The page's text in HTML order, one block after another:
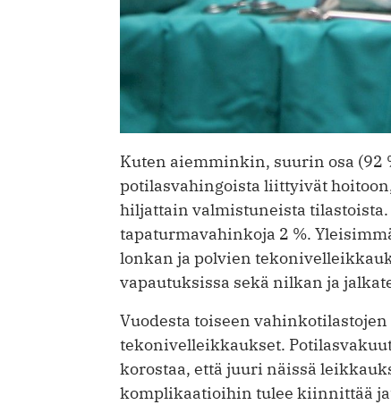
Kuten aiemminkin, suurin osa (92
potilasvahingoista liittyivät
hiljattain valmistuneista
tapaturmavahinkoja 2 %.
lonkan ja polvien
vapautuksissa sekä nilkan ja
Vuodesta toiseen
tekonivelleikkaukset.
korostaa, että juuri näissä
komplikaatioihin tulee kiinnittää